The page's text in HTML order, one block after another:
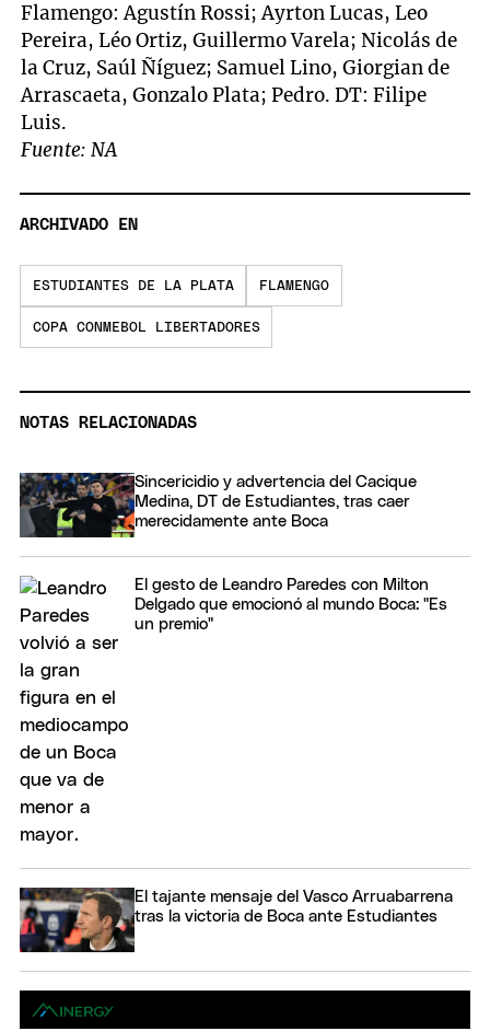
Flamengo: Agustín Rossi; Ayrton Lucas, Leo
Pereira, Léo Ortiz, Guillermo Varela; Nicolás de
la Cruz, Saúl Ñíguez; Samuel Lino, Giorgian de
Arrascaeta, Gonzalo Plata; Pedro. DT: Filipe
Luis.
Fuente: NA
ARCHIVADO EN
ESTUDIANTES DE LA PLATA FLAMENGO
COPA CONMEBOL LIBERTADORES
NOTAS RELACIONADAS
Sincericidio y advertencia del Cacique
Medina, DT de Estudiantes, tras caer
merecidamente ante Boca
El gesto de Leandro Paredes con Milton
Delgado que emocionó al mundo Boca: "Es
un premio"
El tajante mensaje del Vasco Arruabarrena
tras la victoria de Boca ante Estudiantes